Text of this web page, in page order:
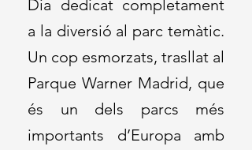
Dia dedicat completament
a la diversió al parc temàtic.
Un cop esmorzats, trasllat al
Parque Warner Madrid, que
és un dels parcs més
importants d’Europa amb